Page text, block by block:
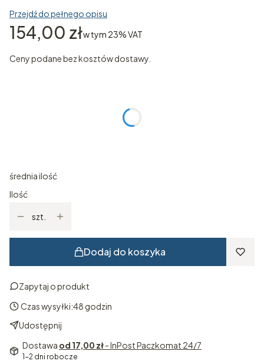
Przejdź do pełnego opisu
Cena
154,00 złw tym 23% VAT
w tym 23%VAT
Ceny podane bez kosztów dostawy.
średnia ilość
Ilość
szt.
Dodaj do koszyka
Zapytaj o produkt
Czas wysyłki:48 godzin
Udostępnij
Dostawa od 17,00 zł- InPost Paczkomat 24/7
1-2 dni robocze